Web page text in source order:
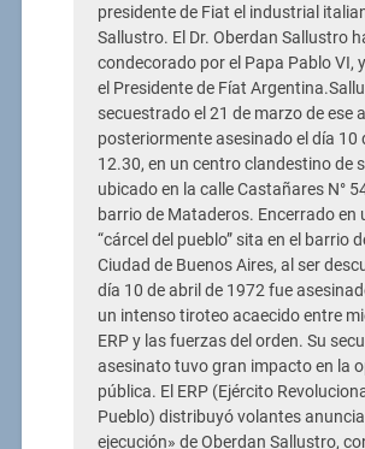
presidente de Fiat el industrial
Sallustro. El Dr. Oberdan Sallustro
condecorado por el Papa Pablo VI,
el Presidente de Fíat
secuestrado el 21 de marzo de ese
posteriormente asesinado el día 10
12.30, en un centro clandestino de
ubicado en la calle Castañares N°
barrio de Mataderos. Encerrado en
“cárcel del pueblo” sita en el barrio
Ciudad de Buenos Aires, al ser
día 10 de abril de 1972 fue
un intenso tiroteo acaecido entre
ERP y las fuerzas del orden. Su
asesinato tuvo gran impacto en la
pública. El ERP (Ejército
Pueblo) distribuyó volantes
ejecución» de Oberdan Sallustro,